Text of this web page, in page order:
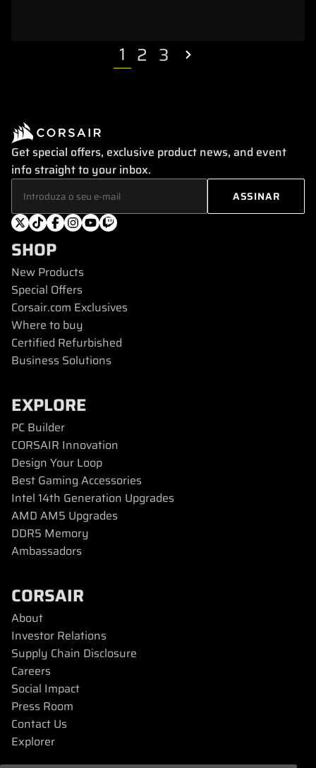
1 2 3
Get special offers, exclusive product news, and event
info straight to your inbox.
SHOP
New Products
Special Offers
Corsair.com Exclusives
Where to buy
Certified Refurbished
Business Solutions
EXPLORE
PC Builder
CORSAIR Innovation
Design Your Loop
Best Gaming Accessories
Intel 14th Generation Upgrades
AMD AM5 Upgrades
DDR5 Memory
Ambassadors
CORSAIR
About
Investor Relations
Supply Chain Disclosure
Careers
Social Impact
Press Room
Contact Us
Explorer